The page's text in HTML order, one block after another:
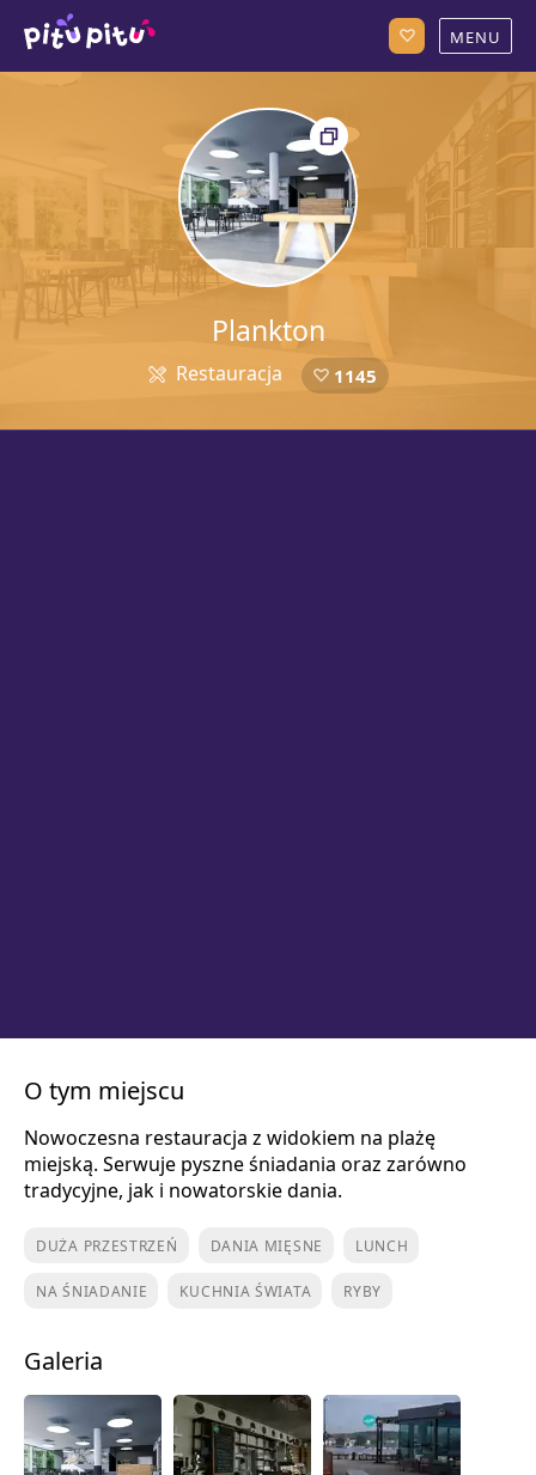
Plankton
5 Restauracja 1145
O tym miejscu
Nowoczesna restauracja z widokiem na plażę
miejską. Serwuje pyszne śniadania oraz zarówno
tradycyjne, jak i nowatorskie dania.
DUŻA PRZESTRZEŃ DANIA MIĘSNE LUNCH
NA ŚNIADANIE KUCHNIA ŚWIATA RYBY
Galeria